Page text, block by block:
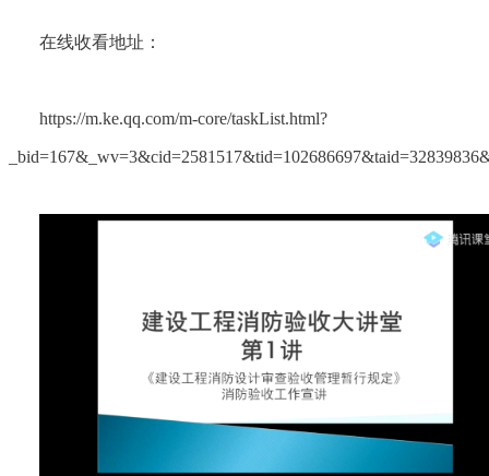
在线收看地址：
https://m.ke.qq.com/m-core/taskList.html?